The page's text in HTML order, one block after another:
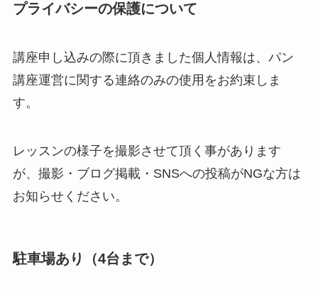
プライバシーの保護について
講座申し込みの際に頂きました個人情報は、パン
講座運営に関する連絡のみの使用をお約束しま
す。
レッスンの様子を撮影させて頂く事があります
が、撮影・ブログ掲載・SNSへの投稿がNGな方は
お知らせください。
駐車場あり（4台まで）